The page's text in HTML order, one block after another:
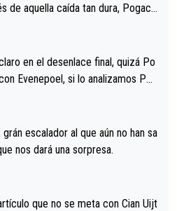
de aquella caída tan dura, Pogaca
Parecía increíble la forma en l
el miedo", recordó."
en el desenlace final, quizá Po
Evenepoel, si lo analizamos Poj
con Evenepoel dándose la
más allá de los típicos toqu
a Vingegard. Ahí hubo una in
a Del Toro con calzador en posi
se van complicar el tour.
escalador al que aún no han sa
me dice , que nos dará una sorpresa.
que no se meta con Cian Uijt